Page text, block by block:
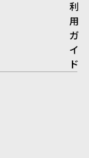
利
用
ガ
イ
ド